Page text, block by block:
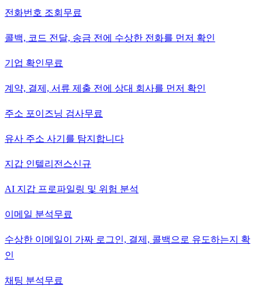
전화번호 조회 무료
콜백, 코드 전달, 송금 전에 수상한 전화를 먼저 확인
기업 확인무료
계약, 결제, 서류 제출 전에 상대 회사를 먼저 확인
주소 포이즈닝 검사무료
유사 주소 사기를 탐지합니다
지갑 인텔리전스신규
AI 지갑 프로파일링 및 위험 분석
이메일 분석무료
수상한 이메일이 가짜 로그인, 결제, 콜백으로 유도하는지 확
인
채팅 분석무료